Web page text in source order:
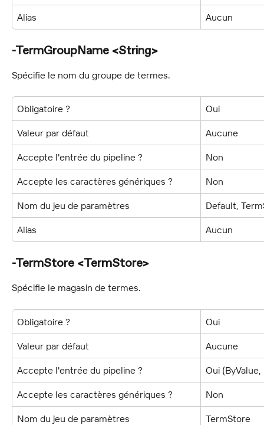
Alias Aucun
-TermGroupName <String>
Spécifie le nom du groupe de termes.
Obligatoire ? Oui
Valeur par défaut Aucune
Accepte l'entrée du pipeline ? Non
Accepte les caractères génériques ? Non
Nom du jeu de paramètres Default,
Alias Aucun
-TermStore <TermStore>
Spécifie le magasin de termes.
Obligatoire ? Oui
Valeur par défaut Aucune
Accepte l'entrée du pipeline ? Oui
Accepte les caractères génériques ? Non
Nom du jeu de paramètres TermStore